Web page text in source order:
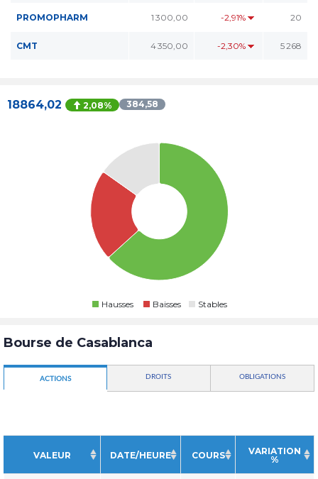
PROMOPHARM 1 300,00 -2,91% 20
CMT 4 350,00 -2,30% 5 268
18864,02 2,08% 384,58
Hausses Baisses Stables
Bourse de Casablanca
ACTIONS DROITS OBLIGATIONS
VALEUR DATE/HEURE COURS
VARIATION
%